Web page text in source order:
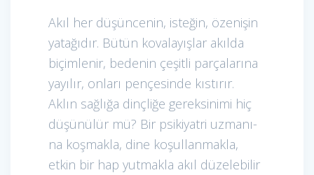
Akıl her düşüncenin, isteğin, özenişin
yatağıdır. Bütün kovalayışlar akılda
biçimlenir, bedenin çeşitli parçalarına
yayılır, onları pençesinde kıstırır.
Aklın sağlığa dinçliğe gereksinimi hiç
düşünülür mü? Bir psikiyatri uzmanı-
na koşmakla, dine koşullanmakla,
etkin bir hap yutmakla akıl düzelebilir